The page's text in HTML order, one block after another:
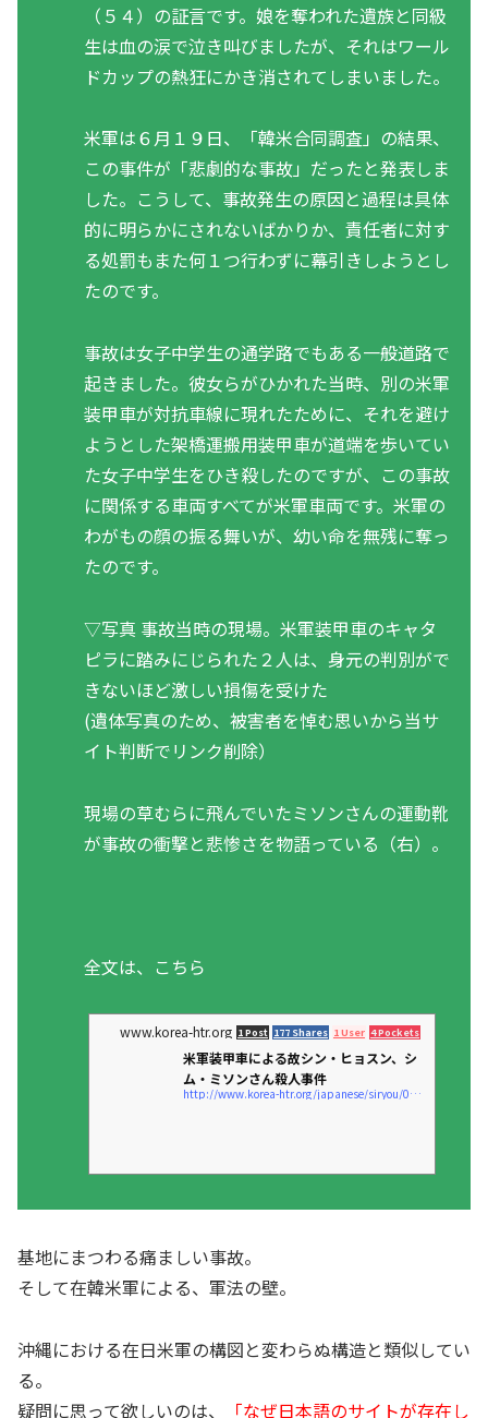
（５４）の証言です。娘を奪われた遺族と同級
生は血の涙で泣き叫びましたが、それはワール
ドカップの熱狂にかき消されてしまいました。
米軍は６月１９日、「韓米合同調査」の結果、
この事件が「悲劇的な事故」だったと発表しま
した。こうして、事故発生の原因と過程は具体
的に明らかにされないばかりか、責任者に対す
る処罰もまた何１つ行わずに幕引きしようとし
たのです。
事故は女子中学生の通学路でもある一般道路で
起きました。彼女らがひかれた当時、別の米軍
装甲車が対抗車線に現れたために、それを避け
ようとした架橋運搬用装甲車が道端を歩いてい
た女子中学生をひき殺したのですが、この事故
に関係する車両すべてが米軍車両です。米軍の
わがもの顔の振る舞いが、幼い命を無残に奪っ
たのです。
▽写真 事故当時の現場。米軍装甲車のキャタ
ピラに踏みにじられた２人は、身元の判別がで
きないほど激しい損傷を受けた
(遺体写真のため、被害者を悼む思いから当サ
イト判断でリンク削除）
現場の草むらに飛んでいたミソンさんの運動靴
が事故の衝撃と悲惨さを物語っている（右）。
全文は、こちら
www.korea-htr.org 1 Post 177 Shares 1 User 4 Pockets
米軍装甲車による故シン・ヒョスン、シ
ム・ミソンさん殺人事件
http://www.korea-htr.org/japanese/siryou/02/2sgkeika.htm
基地にまつわる痛ましい事故。
そして在韓米軍による、軍法の壁。
沖縄における在日米軍の構図と変わらぬ構造と類似してい
る。
疑問に思って欲しいのは、
「なぜ日本語のサイトが存在し